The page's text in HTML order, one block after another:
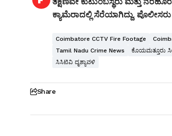
ಕ್ಯಾಮೆರಾದಲ್ಲಿ ಸೆರೆಯಾಗಿದ್ದು,
Coimbatore CCTV Fire Footage
Tamil Nadu Crime News
ಕೊಯಮತ್ತೂರು
ಸಿಸಿಟಿವಿ ದೃಶ್ಯಾವಳಿ
Share